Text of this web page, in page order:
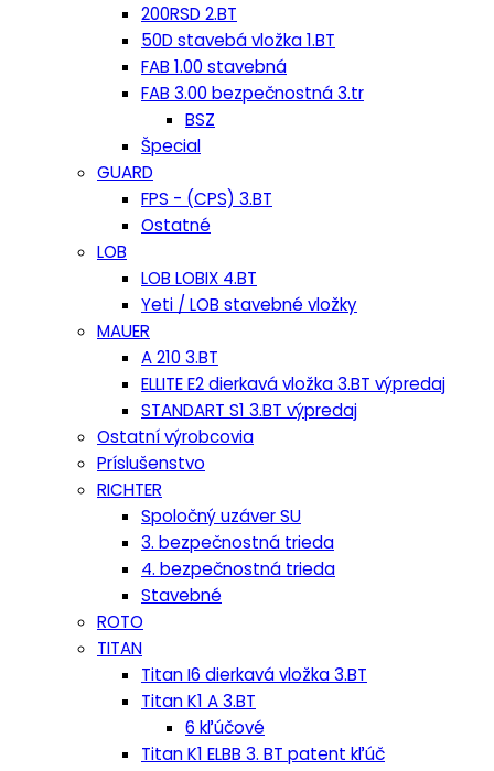
200RSD 2.BT
50D stavebá vložka 1.BT
FAB 1.00 stavebná
FAB 3.00 bezpečnostná 3.tr
BSZ
Špecial
GUARD
FPS - (CPS) 3.BT
Ostatné
LOB
LOB LOBIX 4.BT
Yeti / LOB stavebné vložky
MAUER
A 210 3.BT
ELLITE E2 dierkavá vložka 3.BT výpredaj
STANDART S1 3.BT výpredaj
Ostatní výrobcovia
Príslušenstvo
RICHTER
Spoločný uzáver SU
3. bezpečnostná trieda
4. bezpečnostná trieda
Stavebné
ROTO
TITAN
Titan I6 dierkavá vložka 3.BT
Titan K1 A 3.BT
6 kľúčové
Titan K1 ELBB 3. BT patent kľúč